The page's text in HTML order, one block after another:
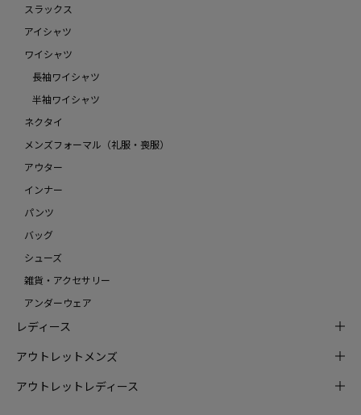
スラックス
アイシャツ
ワイシャツ
長袖ワイシャツ
半袖ワイシャツ
ネクタイ
メンズフォーマル（礼服・喪服）
アウター
インナー
パンツ
バッグ
シューズ
雑貨・アクセサリー
アンダーウェア
レディース
アウトレットメンズ
アウトレットレディース